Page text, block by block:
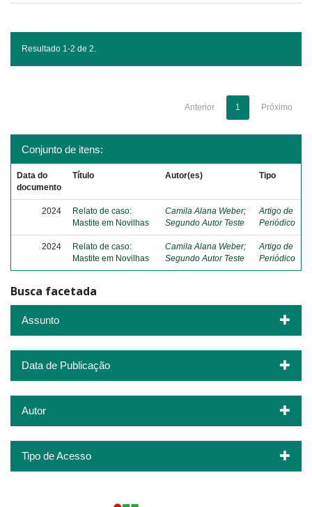
Resultado 1-2 de 2.
Anterior 1 Próximo
Conjunto de itens:
Data do
documento
Título Autor(es) Tipo
2024
Relato de caso:
Mastite em Novilhas
Camila Alana Weber;
Segundo Autor Teste
Artigo de
Periódico
2024
Relato de caso:
Mastite em Novilhas
Camila Alana Weber;
Segundo Autor Teste
Artigo de
Periódico
Busca facetada
Assunto
Data de Publicação
Autor
Tipo de Acesso